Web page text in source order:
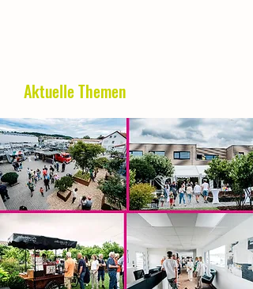
Aktuelle Themen